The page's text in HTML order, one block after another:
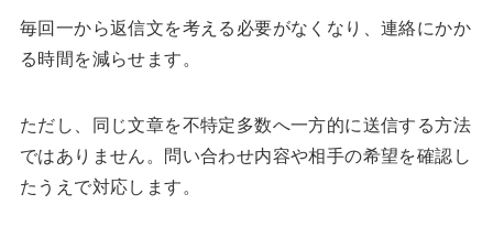
毎回一から返信文を考える必要がなくなり、連絡にかか
る時間を減らせます。
ただし、同じ文章を不特定多数へ一方的に送信する方法
ではありません。問い合わせ内容や相手の希望を確認し
たうえで対応します。